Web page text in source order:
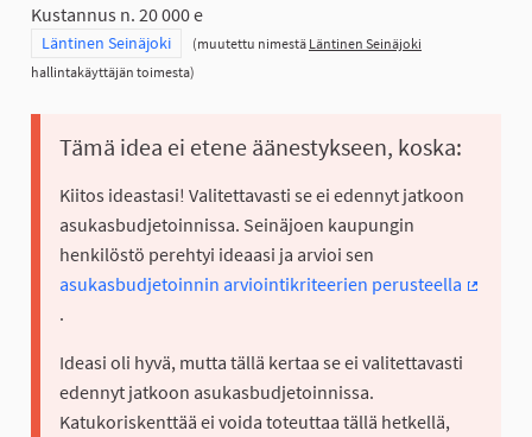
Kustannus n. 20 000 e
Rajaa tulokset teeman mukaan: Läntinen Seinäjoki
Läntinen Seinäjoki (muutettu nimestä Läntinen Seinäjoki
hallintakäyttäjän toimesta)
Tämä idea ei etene äänestykseen, koska:
Kiitos ideastasi! Valitettavasti se ei edennyt jatkoon
asukasbudjetoinnissa. Seinäjoen kaupungin
henkilöstö perehtyi ideaasi ja arvioi sen
asukasbudjetoinnin arviointikriteerien perusteella
.
Ideasi oli hyvä, mutta tällä kertaa se ei valitettavasti
edennyt jatkoon asukasbudjetoinnissa.
Katukoriskenttää ei voida toteuttaa tällä hetkellä,